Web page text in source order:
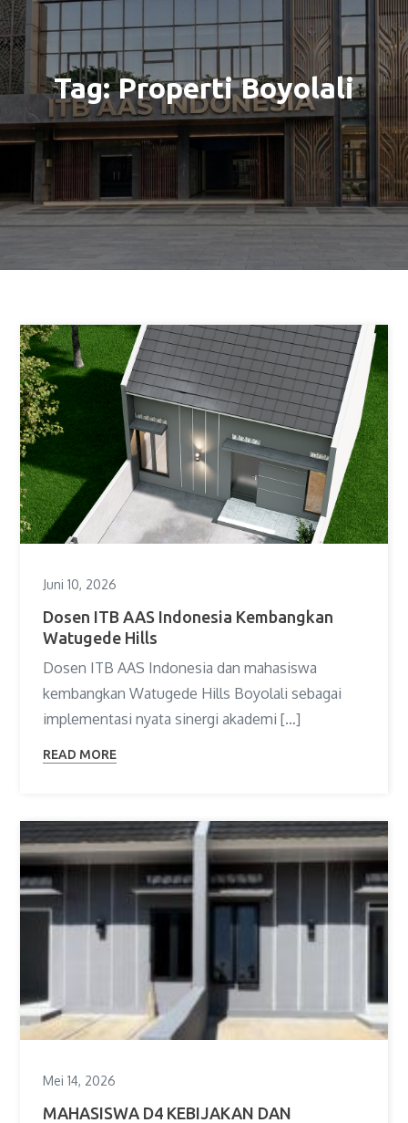
Tag:Properti Boyolali
Juni 10, 2026
Dosen ITB AAS Indonesia Kembangkan
Watugede Hills
Dosen ITB AAS Indonesia dan mahasiswa
kembangkan Watugede Hills Boyolali sebagai
implementasi nyata sinergi akademi […]
READ MORE
Mei 14, 2026
MAHASISWA D4 KEBIJAKAN DAN